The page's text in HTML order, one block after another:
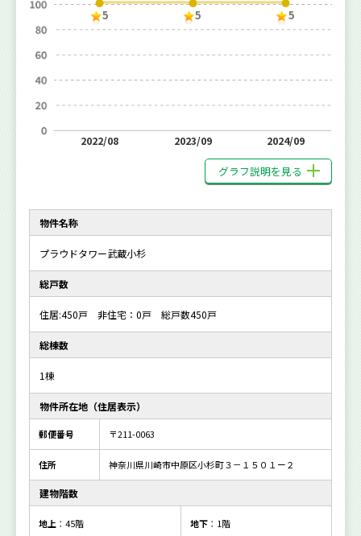
5
2022/08
5
2023/09
5
2024/09
グラフ説明を見る
物件名称
プラウドタワー武蔵小杉
総戸数
住居:450戸 非住宅：0戸 総戸数450戸
総棟数
1棟
物件所在地（住居表示）
郵便番号 〒211-0063
住所 神奈川県川崎市中原区小杉町３－１５０１ー２
建物階数
地上 ：45階 地下：1階